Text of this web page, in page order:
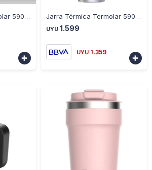
Jarra Térmica Termolar 590 Ml con Sorbito - GRIS
+

Jarra Térmica Termolar 590 Ml con Sorbito - NEGRO
UYU 1.599
UYU 1.359
